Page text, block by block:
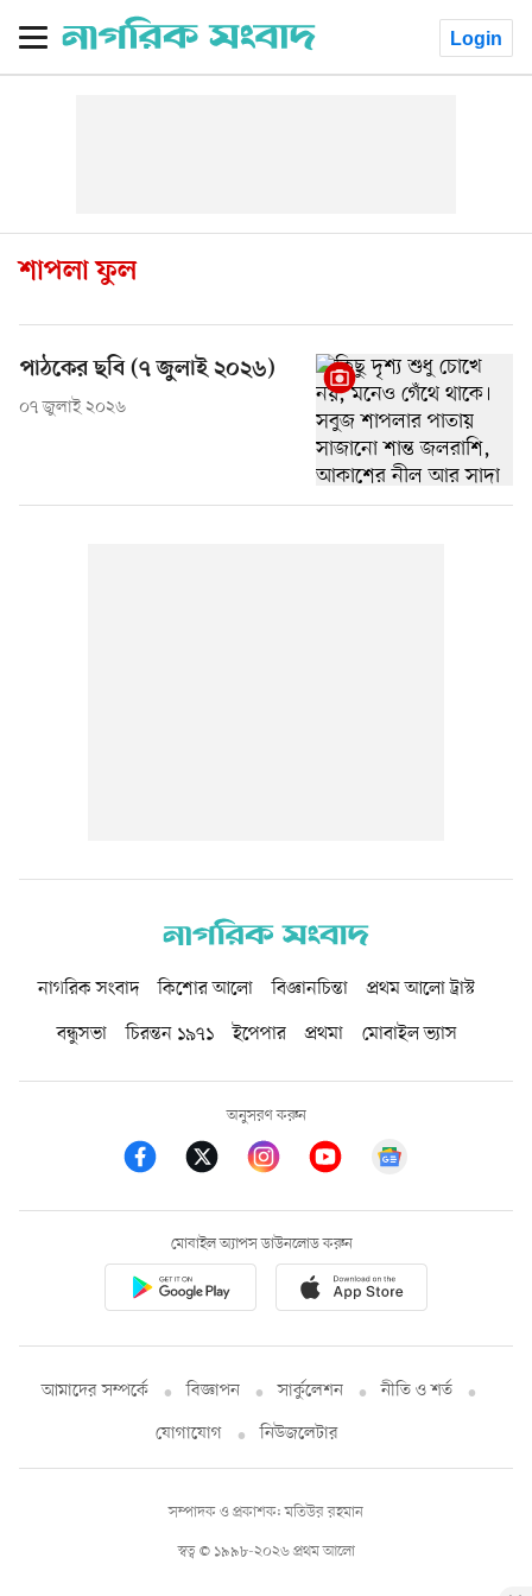
Login
শাপলা ফুল
পাঠকের ছবি (৭ জুলাই ২০২৬)
০৭ জুলাই ২০২৬
নাগরিক সংবাদ কিশোর আলো বিজ্ঞানচিন্তা
প্রথম আলো ট্রাস্ট
বন্ধুসভা
চিরন্তন ১৯৭১ ইপেপার প্রথমা মোবাইল ভ্যাস
অনুসরণ করুন
মোবাইল অ্যাপস ডাউনলোড করুন
আমাদের সম্পর্কে বিজ্ঞাপন সার্কুলেশন
নীতি ও শর্ত
যোগাযোগ
নিউজলেটার
স্বত্ব © ১৯৯৮-২০২৬ প্রথম আলো
সম্পাদক ও প্রকাশক: মতিউর রহমান